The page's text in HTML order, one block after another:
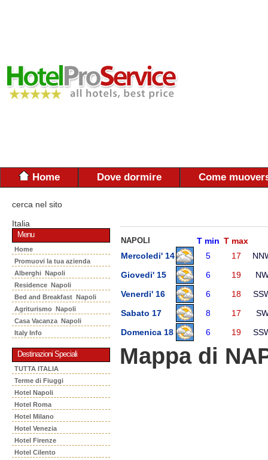
Home Dove dormire Come
cerca nel sito
Italia
Menu
Home
Promuovi la tua azienda
Alberghi Napoli
Residence Napoli
Bed and Breakfast Napoli
Agriturismo Napoli
Casa Vacanza Napoli
Italy Info
Destinazioni Speciali
TUTTA ITALIA
Terme di Fiuggi
Hotel Napoli
Hotel Roma
Hotel Milano
Hotel Venezia
Hotel Firenze
Hotel Cilento
NAPOLI T min T max
Mercoledi' 14
5 17
Giovedi' 15
6 19
Venerdi' 16
6 18
Sabato 17
8 17
Domenica 18
6 19
Mappa di